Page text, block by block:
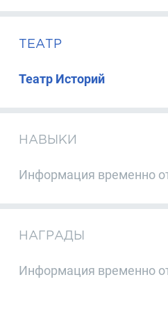
ТЕАТР
Театр Историй
НАВЫКИ
Информация временно
НАГРАДЫ
Информация временно